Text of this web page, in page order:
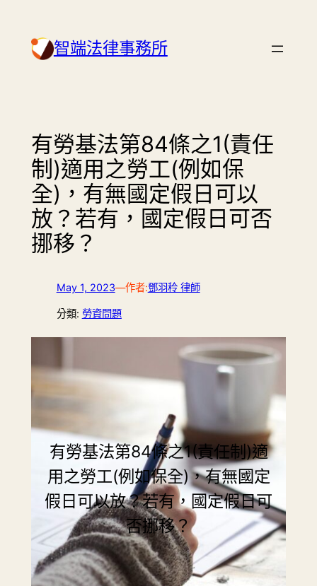
content 智端法律事務所
有勞基法第84條之1(責任
制)適用之勞工(例如保
全)，有無國定假日可以
放？若有，國定假日可否
挪移？
May 1, 2023—作者:鄧羽秢 律師
分類: 勞資問題
有勞基法第84條之1(責任制)適
用之勞工(例如保全)，有無國定
假日可以放？若有，國定假日可
否挪移？